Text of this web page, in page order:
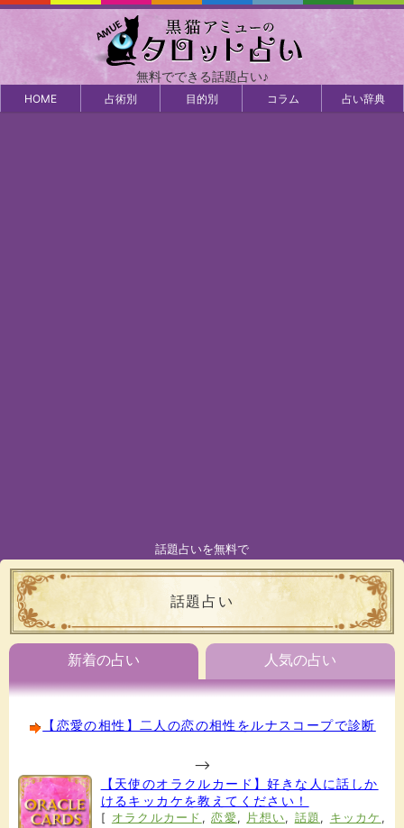
無料でできる話題占い♪
HOME 占術別 目的別 コラム 占い辞典
話題占いを無料で
話題占い
新着の占い 人気の占い
【恋愛の相性】二人の恋の相性をルナスコープで診断
-->
【天使のオラクルカード】好きな人に話しか
けるキッカケを教えてください！
[ オラクルカード ,恋愛, 片想い, 話題 , キッカケ ,